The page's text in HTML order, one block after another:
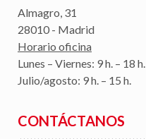
Almagro, 31
28010 - Madrid
Horario oficina
Lunes – Viernes: 9 h. – 18 h.
Julio/agosto: 9 h. – 15 h.
CONTÁCTANOS